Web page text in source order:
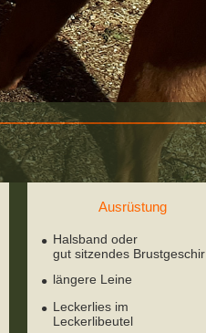
Ausrüstung
Halsband oder
gut sitzendes Brustgeschir
längere Leine
Leckerlies im
Leckerlibeutel